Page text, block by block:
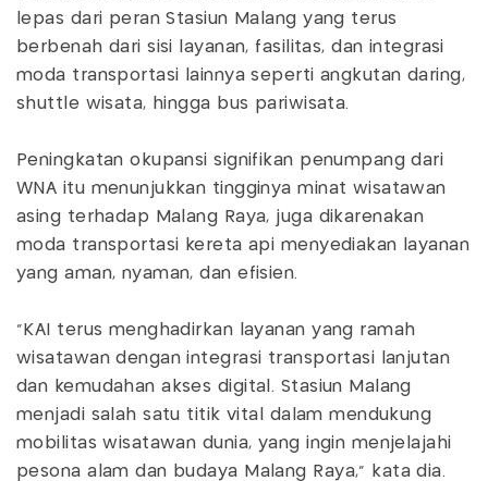
lepas dari peran Stasiun Malang yang terus
berbenah dari sisi layanan, fasilitas, dan integrasi
moda transportasi lainnya seperti angkutan daring,
shuttle wisata, hingga bus pariwisata.
Peningkatan okupansi signifikan penumpang dari
WNA itu menunjukkan tingginya minat wisatawan
asing terhadap Malang Raya, juga dikarenakan
moda transportasi kereta api menyediakan layanan
yang aman, nyaman, dan efisien.
“KAI terus menghadirkan layanan yang ramah
wisatawan dengan integrasi transportasi lanjutan
dan kemudahan akses digital. Stasiun Malang
menjadi salah satu titik vital dalam mendukung
mobilitas wisatawan dunia, yang ingin menjelajahi
pesona alam dan budaya Malang Raya,” kata dia.